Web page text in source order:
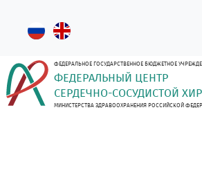
ФЕДЕРАЛЬНОЕ ГОСУДАРСТВЕННОЕ БЮДЖЕТНОЕ
ФЕДЕРАЛЬНЫЙ ЦЕНТР
СЕРДЕЧНО-СОСУДИСТОЙ
МИНИСТЕРСТВА ЗДРАВООХРАНЕНИЯ РОССИЙСКОЙ